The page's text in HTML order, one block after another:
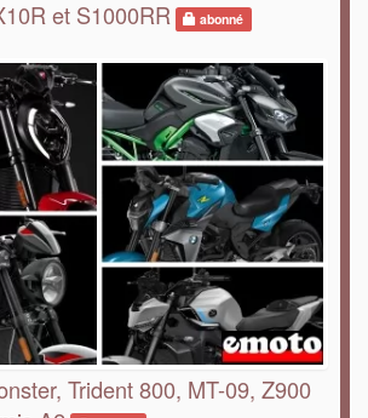
et S1000RR
abonné
Trident 800, MT-09, Z900